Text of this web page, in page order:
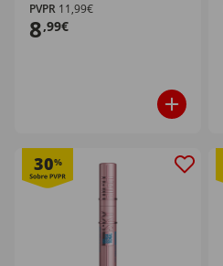
PVPR 11,99€
8,99€
30%